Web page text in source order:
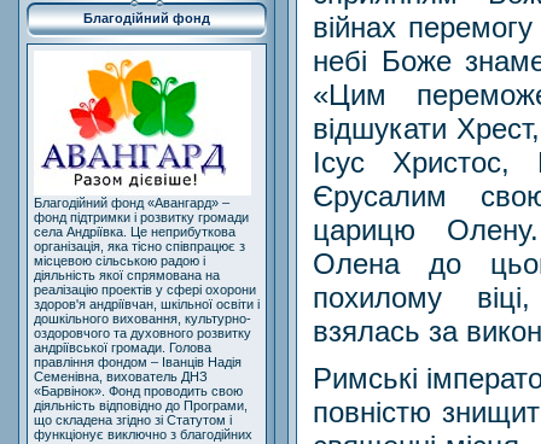
Благодійний фонд
Благодійний фонд «Авангард» –
фонд підтримки і розвитку громади
села Андріївка. Це неприбуткова
організація, яка тісно співпрацює з
місцевою сільською радою і
діяльність якої спрямована на
реалізацію проектів у сфері охорони
здоров'я андріївчан, шкільної освіти і
дошкільного виховання, культурно-
оздоровчого та духовного розвитку
андріївської громади. Голова
правління фондом – Іванців Надія
Семенівна, вихователь ДНЗ
«Барвінок». Фонд проводить свою
діяльність відповідно до Програми,
що складена згідно зі Статутом і
функціонує виключно з благодійних
війнах
небі Боже
«Цим
відшукати
Ісус Христос,
Єрусалим
царицю
Олена до
похилому
взялась за
Римські
повністю